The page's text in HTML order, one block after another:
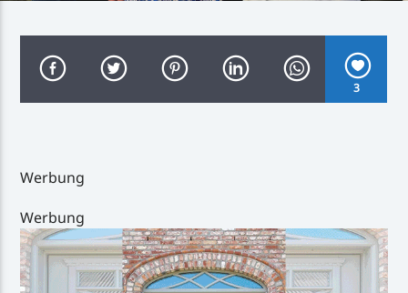
3
Werbung
Werbung